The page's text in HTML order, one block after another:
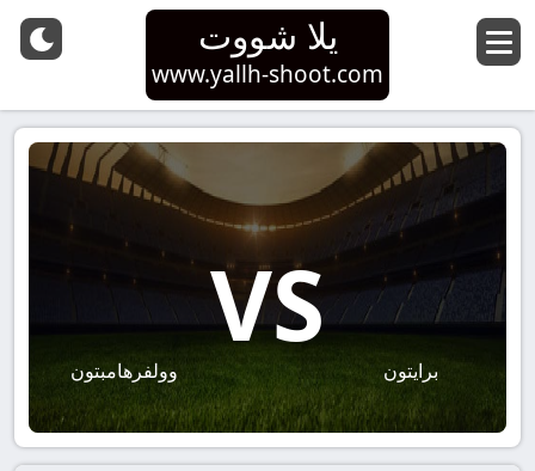
يلا شووت
www.yallh-shoot.com
برايتون
VS
وولفرهامبتون